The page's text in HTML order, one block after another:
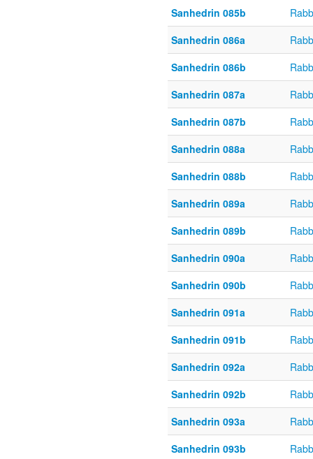
Sanhedrin 085b
Sanhedrin 086a
Sanhedrin 086b
Sanhedrin 087a
Sanhedrin 087b
Sanhedrin 088a
Sanhedrin 088b
Sanhedrin 089a
Sanhedrin 089b
Sanhedrin 090a
Sanhedrin 090b
Sanhedrin 091a
Sanhedrin 091b
Sanhedrin 092a
Sanhedrin 092b
Sanhedrin 093a
Sanhedrin 093b